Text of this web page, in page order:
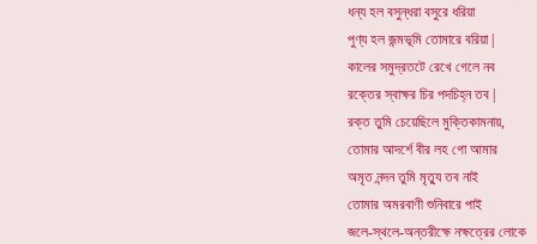
ধন্য হল বসুন্ধরা বসুরে ধরিয়া
পুণ্য হল জন্মভূমি তোমারে বরিয়া |
কালের সমুদ্রতটে রেখে গেলে নব
রক্তের স্বাক্ষর চির পদচিহ্ন তব |
রক্ত তুমি চেয়েছিলে মুক্তিকামনায়,
তোমার আদর্শে বীর লহ গো আমার
অমৃত নন্দন তুমি মৃত্যু তব নাই
তোমার অমরবাণী শুনিবারে পাই
জলে-স্থলে-অন্তরীক্ষে নক্ষত্রের লোকে